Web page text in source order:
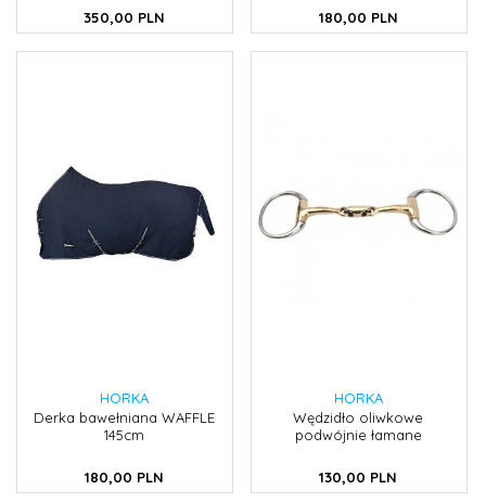
350,00 PLN 180,00 PLN
HORKA
Derka bawełniana WAFFLE
145cm
180,00 PLN
HORKA
Wędzidło oliwkowe
podwójnie łamane
130,00 PLN